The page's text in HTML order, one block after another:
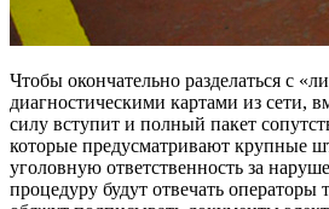
Чтобы окончательно разделаться с
диагностическими картами из сети,
силу вступит и полный пакет
которые предусматривают крупные
уголовную ответственность за
процедуру будут отвечать операторы